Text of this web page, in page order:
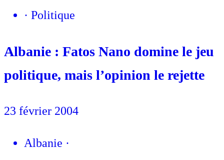
· Politique
Albanie : Fatos Nano domine le jeu
politique, mais l’opinion le rejette
23 février 2004
Albanie ·